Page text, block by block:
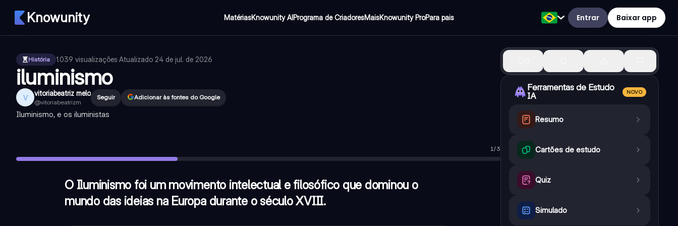
Knowunity MatériasKnowunity AIPrograma de CriadoresMaisKnowunity ProPara pais Entrar Baixar app
História 1.039 visualizações·Atualizado 24 de jul. de 2026
iluminismo
V vitoriabeatriz melo
@vitoriabeatrizm
Seguir Adicionar às fontes do Google
Iluminismo, e os iluministas
1/3
O Iluminismo foi um movimento intelectual e filosófico que dominou o
mundo das ideias na Europa durante o século XVIII.
Como Kant definiu o movimento do Iluminismo em seus escritos filosóficos?—A saída do homem de sua menoridade
Ferramentas de Estudo
IA
NOVO
Resumo
Cartões de estudo
Quiz
Simulado